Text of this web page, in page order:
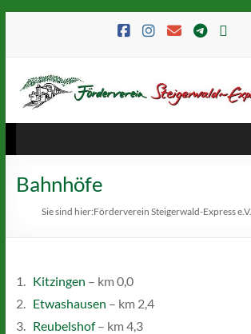
Bahnhöfe
Sie sind hier:Förderverein Steigerwald-Express e.V.
1. Kitzingen – km 0,0
2. Etwashausen – km 2,4
3. Reubelshof– km 4,3